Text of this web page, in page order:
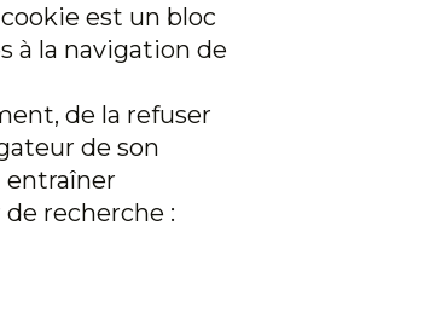
est un bloc
à la navigation de
de la refuser
de son
entraîner
recherche :